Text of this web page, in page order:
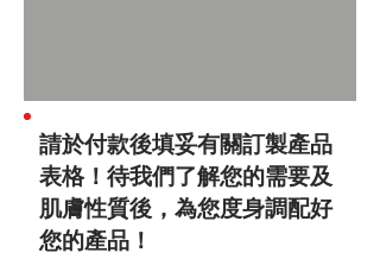
請於付款後填妥有關訂製產品
表格！待我們了解您的需要及
肌膚性質後，為您度身調配好
您的產品！